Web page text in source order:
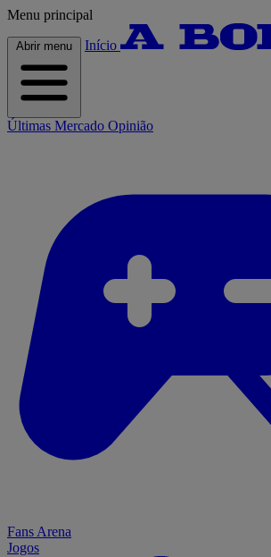
Menu principal
Abrir menu Início
Últimas Mercado Opinião
Fans Arena
Jogos